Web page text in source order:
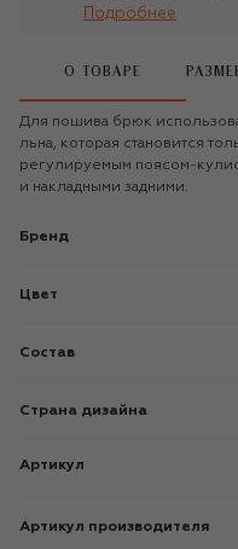
Подробнее
О ТОВАРЕ
Для пошива брюк
льна, которая становится
регулируемым поясом-
и накладными задними.
Бренд
Цвет
Состав
Страна дизайна
Артикул
Артикул производителя